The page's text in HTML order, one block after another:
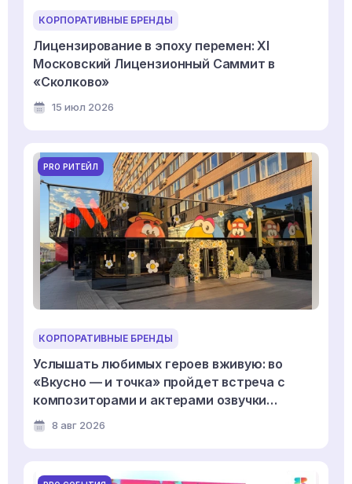
КОРПОРАТИВНЫЕ БРЕНДЫ
Лицензирование в эпоху перемен: XI
Московский Лицензионный Саммит в
«Сколково»
15 июл 2026
PRO РИТЕЙЛ
КОРПОРАТИВНЫЕ БРЕНДЫ
Услышать любимых героев вживую: во
«Вкусно — и точка» пройдет встреча с
композиторами и актерами озвучки
мультсериала «Смешарики»
8 авг 2026